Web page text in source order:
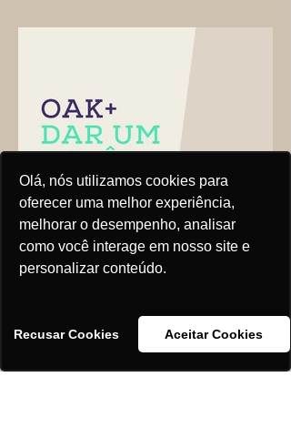
Olá, nós utilizamos cookies para
oferecer uma melhor experiência,
melhorar o desempenho, analisar
como você interage em nosso site e
personalizar conteúdo.
Recusar Cookies Aceitar Cookies